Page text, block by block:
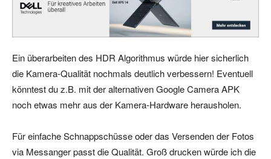
Ein überarbeiten des HDR Algorithmus würde hier sicherlich
die Kamera-Qualität nochmals deutlich verbessern! Eventuell
könntest du z.B. mit der alternativen Google Camera APK
noch etwas mehr aus der Kamera-Hardware herausholen.
Für einfache Schnappschüsse oder das Versenden der Fotos
via Messanger passt die Qualität. Groß drucken würde ich die